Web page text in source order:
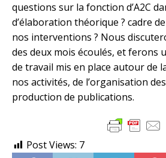
questions sur la fonction d’A2C
d’élaboration théorique ? cadre
nos interventions ? Nous
des deux mois écoulés, et ferons
de travail mis en place autour de
nos activités, de l’organisation
production de publications.
Post Views: 7